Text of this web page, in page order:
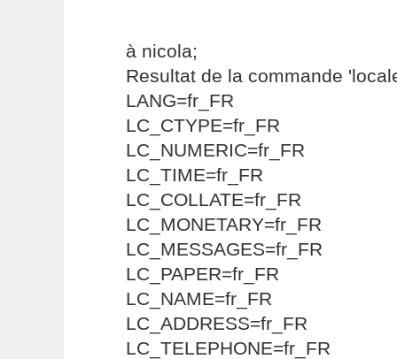
à nicola;
Resultat de la commande
LANG=fr_FR
LC_CTYPE=fr_FR
LC_NUMERIC=fr_FR
LC_TIME=fr_FR
LC_COLLATE=fr_FR
LC_MONETARY=fr_FR
LC_MESSAGES=fr_FR
LC_PAPER=fr_FR
LC_NAME=fr_FR
LC_ADDRESS=fr_FR
LC_TELEPHONE=fr_FR